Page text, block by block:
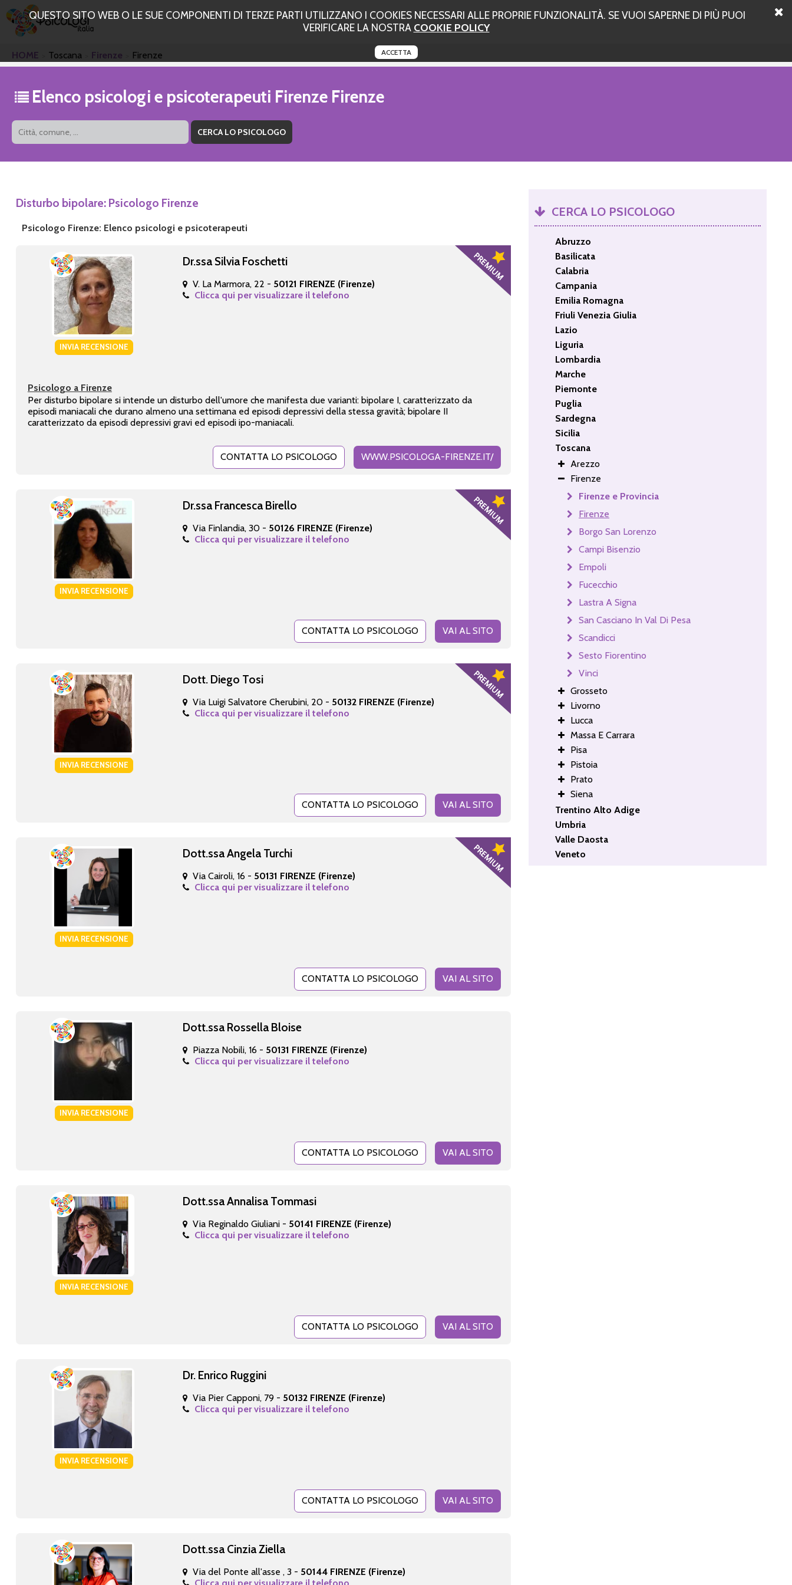
QUESTO SITO WEB O LE SUE COMPONENTI DI TERZE PARTI UTILIZZANO I COOKIES NECESSARI ALLE PROPRIE FUNZIONALITÀ. SE VUOI SAPERNE DI PIÙ PUOI
VERIFICARE LA NOSTRA COOKIE POLICY
ACCETTA
HOME Toscana Firenze Firenze
Elenco psicologi e psicoterapeuti Firenze Firenze
Disturbo bipolare: Psicologo Firenze
Psicologo Firenze: Elenco psicologi e psicoterapeuti
INVIA RECENSIONE
Dr.ssa Silvia Foschetti
V. La Marmora, 22 - 50121 FIRENZE (Firenze)
Clicca qui per visualizzare il telefono
Psicologo a Firenze
Per disturbo bipolare si intende un disturbo dell'umore che manifesta due varianti: bipolare I, caratterizzato da
episodi maniacali che durano almeno una settimana ed episodi depressivi della stessa gravità; bipolare II
caratterizzato da episodi depressivi gravi ed episodi ipo-maniacali.
CONTATTA LO PSICOLOGO WWW.PSICOLOGA-FIRENZE.IT/
INVIA RECENSIONE
Dr.ssa Francesca Birello
Via Finlandia, 30 - 50126 FIRENZE (Firenze)
Clicca qui per visualizzare il telefono
CONTATTA LO PSICOLOGO VAI AL SITO
INVIA RECENSIONE
Dott. Diego Tosi
Via Luigi Salvatore Cherubini, 20 - 50132 FIRENZE (Firenze)
Clicca qui per visualizzare il telefono
CONTATTA LO PSICOLOGO VAI AL SITO
INVIA RECENSIONE
Dott.ssa Angela Turchi
Via Cairoli, 16 - 50131 FIRENZE (Firenze)
Clicca qui per visualizzare il telefono
CONTATTA LO PSICOLOGO VAI AL SITO
INVIA RECENSIONE
Dott.ssa Rossella Bloise
Piazza Nobili, 16 - 50131 FIRENZE (Firenze)
Clicca qui per visualizzare il telefono
CONTATTA LO PSICOLOGO VAI AL SITO
INVIA RECENSIONE
Dott.ssa Annalisa Tommasi
Via Reginaldo Giuliani - 50141 FIRENZE (Firenze)
Clicca qui per visualizzare il telefono
CONTATTA LO PSICOLOGO VAI AL SITO
INVIA RECENSIONE
Dr. Enrico Ruggini
Via Pier Capponi, 79 - 50132 FIRENZE (Firenze)
Clicca qui per visualizzare il telefono
CONTATTA LO PSICOLOGO VAI AL SITO
Dott.ssa Cinzia Ziella
Via del Ponte all'asse , 3 - 50144 FIRENZE (Firenze)
CERCA LO PSICOLOGO
Abruzzo
Basilicata
Calabria
Campania
Emilia Romagna
Friuli Venezia Giulia
Lazio
Liguria
Lombardia
Marche
Piemonte
Puglia
Sardegna
Sicilia
Toscana
Arezzo
Firenze
Firenze e Provincia
Firenze
Borgo San Lorenzo
Campi Bisenzio
Empoli
Fucecchio
Lastra A Signa
San Casciano In Val Di Pesa
Scandicci
Sesto Fiorentino
Vinci
Grosseto
Livorno
Lucca
Massa E Carrara
Pisa
Pistoia
Prato
Siena
Trentino Alto Adige
Umbria
Valle Daosta
Veneto